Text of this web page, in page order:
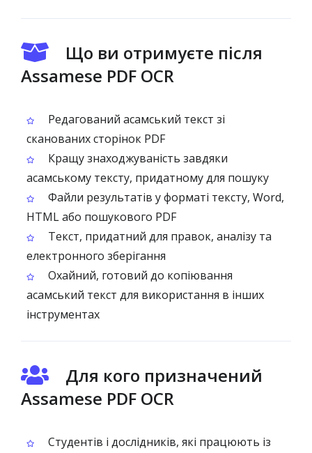
Що ви отримуєте після
Assamese PDF OCR
Редагований асамський текст зі
сканованих сторінок PDF
Кращу знаходжуваність завдяки
асамському тексту, придатному для пошуку
Файли результатів у форматі тексту, Word,
HTML або пошукового PDF
Текст, придатний для правок, аналізу та
електронного зберігання
Охайний, готовий до копіювання
асамський текст для використання в інших
інструментах
Для кого призначений
Assamese PDF OCR
Студентів і дослідників, які працюють із